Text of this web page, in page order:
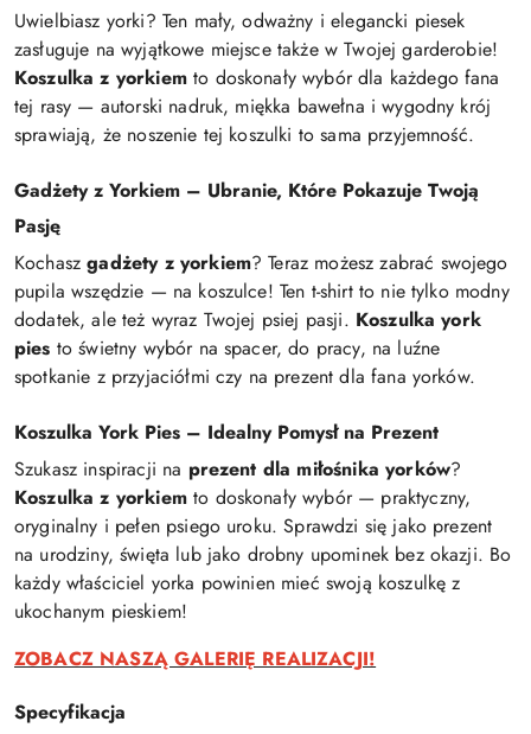
Uwielbiasz yorki? Ten mały, odważny i elegancki piesek
zasługuje na wyjątkowe miejsce także w Twojej garderobie!
Koszulka z yorkiemto doskonały wybór dla każdego fana
tej rasy — autorski nadruk, miękka bawełna i wygodny krój
sprawiają, że noszenie tej koszulki to sama przyjemność.
Gadżety z Yorkiem – Ubranie, Które Pokazuje Twoją
Pasję
Kochaszgadżety z yorkiem? Teraz możesz zabrać swojego
pupila wszędzie — na koszulce! Ten t-shirt to nie tylko modny
dodatek, ale też wyraz Twojej psiej pasji. Koszulka york
pies to świetny wybór na spacer, do pracy, na luźne
spotkanie z przyjaciółmi czy na prezent dla fana yorków.
Koszulka York Pies – Idealny Pomysł na Prezent
Szukasz inspiracji na prezent dla miłośnika yorków?
Koszulka z yorkiemto doskonały wybór — praktyczny,
oryginalny i pełen psiego uroku. Sprawdzi się jako prezent
na urodziny, święta lub jako drobny upominek bez okazji. Bo
każdy właściciel yorka powinien mieć swoją koszulkę z
ukochanym pieskiem!
ZOBACZ NASZĄ GALERIĘ REALIZACJI!
Specyfikacja